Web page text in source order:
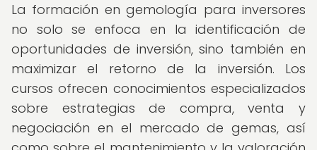
La formación en gemología para inversores
no solo se enfoca en la identificación de
oportunidades de inversión, sino también en
maximizar el retorno de la inversión. Los
cursos ofrecen conocimientos especializados
sobre estrategias de compra, venta y
negociación en el mercado de gemas, así